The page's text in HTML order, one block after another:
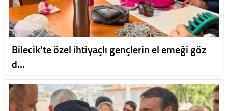
Bilecik’te özel ihtiyaçlı gençlerin el emeği göz
d…